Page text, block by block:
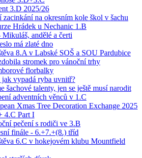
3.D 2025/26
zacinkání na okresním kole škol v šachu
Hrádek u Nechanic 1.B
Mikuláš, andělé a čerti
má zlaté dno
8.A v Labské SOŠ a SOU Pardubice
stromek pro vánoční trhy
florbalky
vypadá ryba uvnitř?
šachové talenty, jen se ještě musí narodit
adventních věnců v 1.C
Xmas Tree Decoration Exchange 2025
4.C Part I
pečení s rodiči ve 3.B
finále - 6.+7.+(8.) tříd
6.C v hokejovém klubu Mountfield